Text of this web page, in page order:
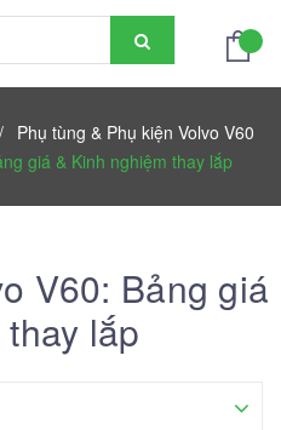
/ Phụ tùng & Phụ kiện Volvo V60
giá & Kinh nghiệm thay lắp
V60: Bảng giá
lắp